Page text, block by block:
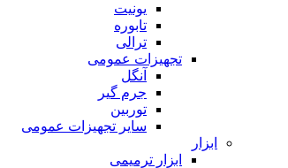
یونیت
تابوره
ترالی
تجهیزات عمومی
آنگل
جرم گیر
توربین
سایر تجهیزات عمومی
ابزار
ابزار ترمیمی